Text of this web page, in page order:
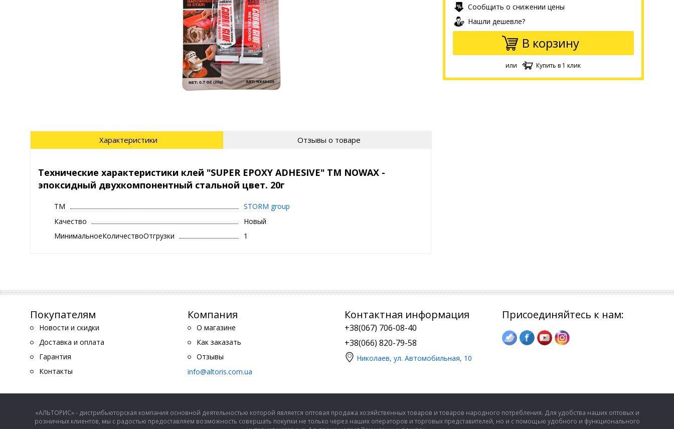
Сообщить о снижении цены
Нашли дешевле?
В корзину
или Купить в 1 клик
Характеристики Отзывы о товаре
Технические характеристики клей "SUPER EPOXY ADHESIVE" ТМ NOWAX -
эпоксидный двухкомпонентный стальной цвет. 20г
ТМ
STORM group
Качество
Новый
МинимальноеКоличествоОтгрузки
1
Покупателям
Новости и скидки
Доставка и оплата
Гарантия
Контакты
Компания
О магазине
Как заказать
Отзывы
info@altoris.com.ua
Контактная информация
+38(067) 706-08-40
+38(066) 820-79-58
Николаев, ул. Автомобильная, 10
Присоединяйтесь к нам:
«АЛЬТОРИС» - дистрибьюторская компания основной деятельностью которой является оптовая продажа хозяйственных товаров и товаров народного потребления. Для удобства наших оптовых и
розничных клиентов, мы с радостью предоставляем возможность совершать покупки не только через наших операторов и торговых представителей, но и с помощью удобного и функционального